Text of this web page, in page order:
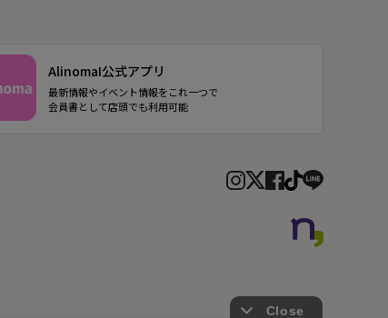
AlinomaI公式アプリ
最新情報やイベント情報をこれ一つで
会員書として店頭でも利用可能